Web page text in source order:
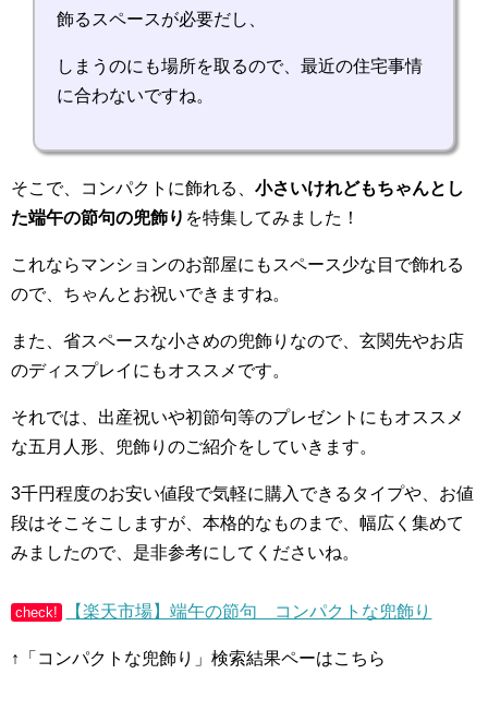
飾るスペースが必要だし、
しまうのにも場所を取るので、最近の住宅事情
に合わないですね。
そこで、コンパクトに飾れる、 小さいけれどもちゃんとし
た端午の節句の兜飾り を特集してみました！
これならマンションのお部屋にもスペース少な目で飾れる
ので、ちゃんとお祝いできますね。
また、省スペースな小さめの兜飾りなので、玄関先やお店
のディスプレイにもオススメです。
それでは、出産祝いや初節句等のプレゼントにもオススメ
な五月人形、兜飾りのご紹介をしていきます。
3千円程度のお安い値段で気軽に購入できるタイプや、お値
段はそこそこしますが、本格的なものまで、幅広く集めて
みましたので、是非参考にしてくださいね。
check! 【楽天市場】端午の節句 コンパクトな兜飾り
↑「コンパクトな兜飾り」検索結果ペーはこちら